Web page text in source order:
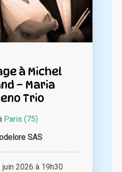
à Michel
– Maria
Trio
Paris (75)
SAS
2026 à 19h30